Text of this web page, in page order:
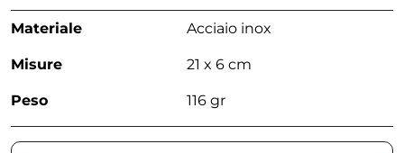
Materiale Acciaio inox
Misure 21 x 6 cm
Peso 116 gr